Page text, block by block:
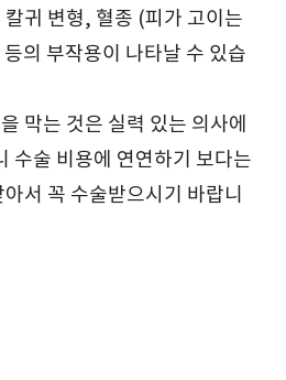
귀 변형, 혈종 (피가 고이는
의 부작용이 나타날 수 있습
막는 것은 실력 있는 의사에
수술 비용에 연연하기 보다는
서 꼭 수술받으시기 바랍니